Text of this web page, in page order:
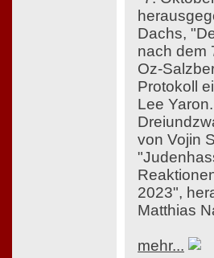
Dachs,
nach dem
Oz-
Protokoll
Lee
von Vojin
2023",
Matthias
mehr...